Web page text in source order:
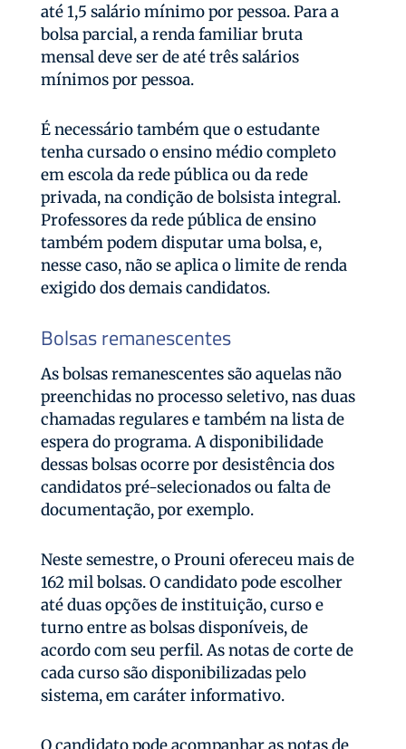
até 1,5 salário mínimo por pessoa. Para a
bolsa parcial, a renda familiar bruta
mensal deve ser de até três salários
mínimos por pessoa.
É necessário também que o estudante
tenha cursado o ensino médio completo
em escola da rede pública ou da rede
privada, na condição de bolsista integral.
Professores da rede pública de ensino
também podem disputar uma bolsa, e,
nesse caso, não se aplica o limite de renda
exigido dos demais candidatos.
Bolsas remanescentes
As bolsas remanescentes são aquelas não
preenchidas no processo seletivo, nas duas
chamadas regulares e também na lista de
espera do programa. A disponibilidade
dessas bolsas ocorre por desistência dos
candidatos pré-selecionados ou falta de
documentação, por exemplo.
Neste semestre, o Prouni ofereceu mais de
162 mil bolsas. O candidato pode escolher
até duas opções de instituição, curso e
turno entre as bolsas disponíveis, de
acordo com seu perfil. As notas de corte de
cada curso são disponibilizadas pelo
sistema, em caráter informativo.